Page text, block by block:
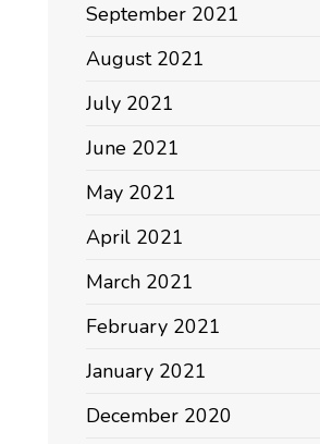
September 2021
August 2021
July 2021
June 2021
May 2021
April 2021
March 2021
February 2021
January 2021
December 2020